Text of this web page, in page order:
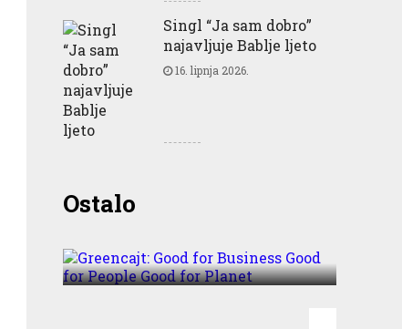
Singl “Ja sam dobro”
najavljuje Bablje ljeto
16. lipnja 2026.
OstaloGreencajt: Good for
Business Good for People